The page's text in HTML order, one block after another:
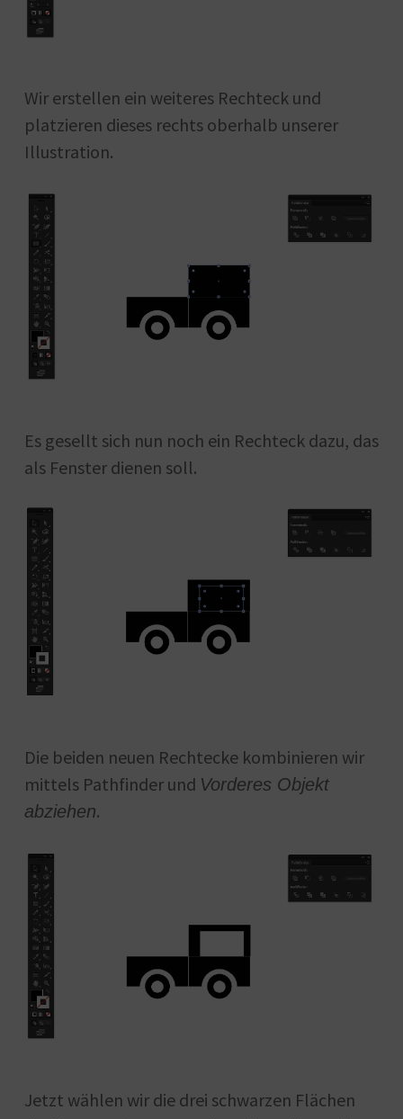
Wir erstellen ein weiteres Rechteck und
platzieren dieses rechts oberhalb unserer
Illustration.
Es gesellt sich nun noch ein Rechteck dazu, das
als Fenster dienen soll.
Die beiden neuen Rechtecke kombinieren wir
mittels Pathfinder und Vorderes Objekt
abziehen.
Jetzt wählen wir die drei schwarzen Flächen